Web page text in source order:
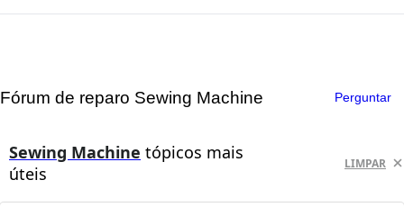
Fórum de reparo Sewing Machine Perguntar
Sewing Machine tópicos mais
úteis
LIMPAR